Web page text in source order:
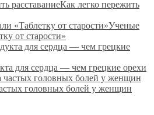
Как легко пережить
Ученые
от старости»
для сердца — чем грецкие орехи
головных болей у женщин